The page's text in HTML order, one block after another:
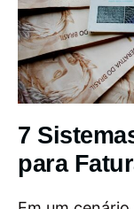
7
para